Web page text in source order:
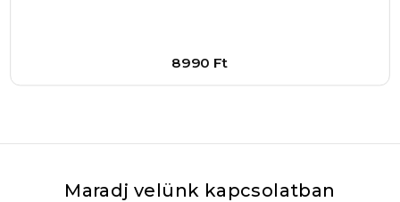
8990 Ft
– 1 +
Maradj velünk kapcsolatban